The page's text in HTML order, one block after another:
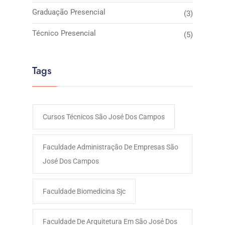
Graduação Presencial (3)
Técnico Presencial (5)
Tags
Cursos Técnicos São José Dos Campos
Faculdade Administração De Empresas São
José Dos Campos​
Faculdade Biomedicina Sjc
Faculdade De Arquitetura Em São José Dos